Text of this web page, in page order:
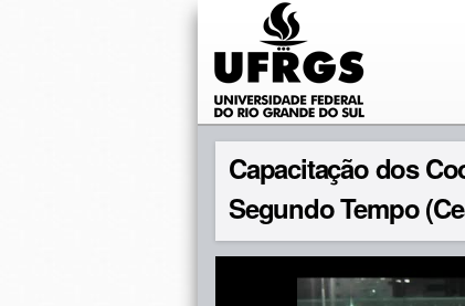
Capacitação dos
Segundo Tempo